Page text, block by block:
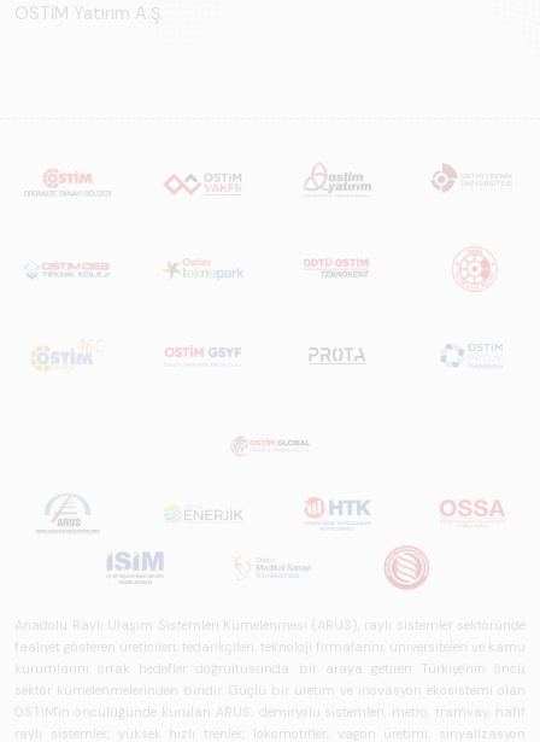
OSTİM Yatırım A.Ş.
Anadolu Raylı Ulaşım Sistemleri Kümelenmesi (ARUS), raylı sistemler sektöründe
faaliyet gösteren üreticileri, tedarikçileri, teknoloji firmalarını, üniversiteleri ve kamu
kurumlarını ortak hedefler doğrultusunda bir araya getiren Türkiye'nin öncü
sektör kümelenmelerinden biridir. Güçlü bir üretim ve inovasyon ekosistemi olan
OSTİM'in öncülüğünde kurulan ARUS; demiryolu sistemleri, metro, tramvay, hafif
raylı sistemler, yüksek hızlı trenler, lokomotifler, vagon üretimi, sinyalizasyon